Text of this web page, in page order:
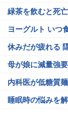
緑茶を飲むと死
ヨーグルト いつ
休みだが疲れる
母が娘に減量強
内科医が低糖質
睡眠時の悩みを